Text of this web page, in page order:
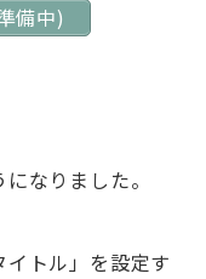
備中)
なりました。
トル」を設定す